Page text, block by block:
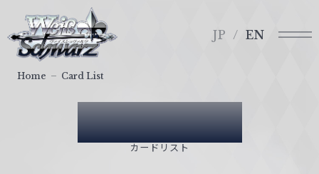
ァ
イ
JP EN
Card List
カードリスト
Home Card List